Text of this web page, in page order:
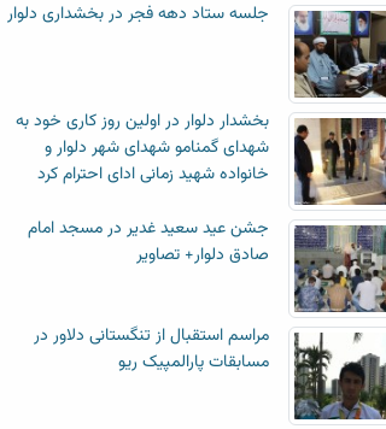
جلسه ستاد دهه فجر در بخشداری دلوار
بخشدار دلوار در اولین روز کاری خود به
شهدای گمنامو شهدای شهر دلوار و
خانواده شهید زمانی ادای احترام کرد
جشن عید سعید غدیر در مسجد امام
صادق دلوار+ تصاویر
مراسم استقبال از تنگستانی دلاور در
مسابقات پارالمپیک ریو